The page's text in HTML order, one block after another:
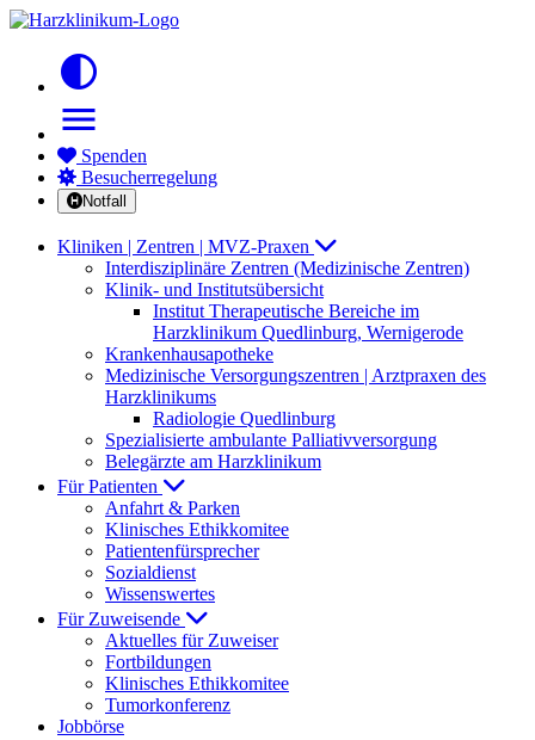
contrast
menu
Spenden
Besucherregelung
Notfall
Kliniken | Zentren | MVZ-Praxen
Interdisziplinäre Zentren (Medizinische Zentren)
Klinik- und Institutsübersicht
Institut Therapeutische Bereiche im
Harzklinikum Quedlinburg, Wernigerode
Krankenhausapotheke
Medizinische Versorgungszentren | Arztpraxen des
Harzklinikums
Radiologie Quedlinburg
Spezialisierte ambulante Palliativversorgung
Belegärzte am Harzklinikum
Für Patienten
Anfahrt & Parken
Klinisches Ethikkomitee
Patientenfürsprecher
Sozialdienst
Wissenswertes
Für Zuweisende
Aktuelles für Zuweiser
Fortbildungen
Klinisches Ethikkomitee
Tumorkonferenz
Jobbörse